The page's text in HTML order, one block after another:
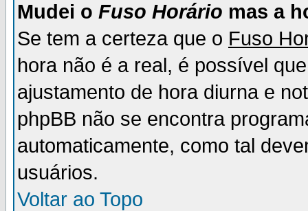
Mudei o Fuso Horário mas a
Se tem a certeza que o Fuso
hora não é a real, é possível
ajustamento de hora diurna e
phpBB não se encontra
automaticamente, como tal
usuários.
Voltar ao Topo